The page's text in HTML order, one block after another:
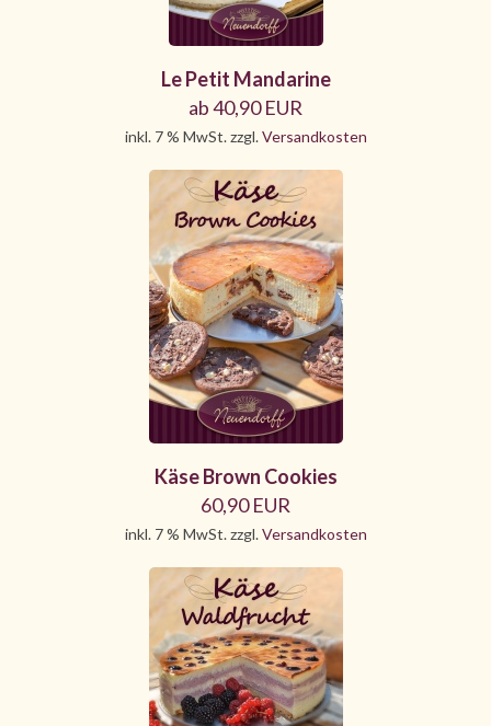
Le Petit Mandarine
ab 40,90 EUR
inkl. 7 % MwSt. zzgl.Versandkosten
Käse Brown Cookies
60,90 EUR
inkl. 7 % MwSt. zzgl.Versandkosten